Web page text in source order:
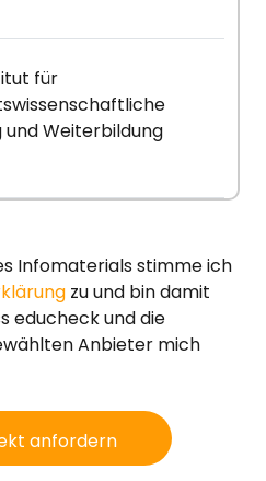
für
und Weiterbildung
Infomaterials stimme ich
zu und bin damit
educheck und die
Anbieter mich
anfordern